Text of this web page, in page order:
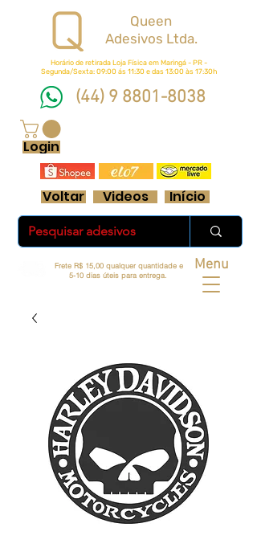
Horário de retirada Loja Física em Maringá - PR -
Segunda/Sexta: 09:00 ás 11:30 e das 13:00 às 17:30h
(44) 9 8801-8038
Início
Menu
Frete R$ 15,00 qualquer quantidade e
5-10 dias úteis para entrega.
Login
Voltar Videos
Queen
Adesivos Ltda.